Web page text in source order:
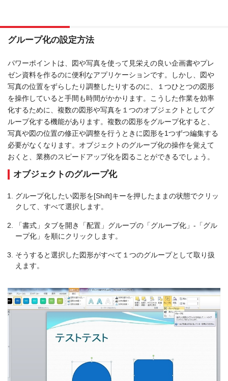
グループ化の設定方法
パワーポイントは、図や写真を使って見栄えの良い企画書やプレ
ゼン資料を作るのに便利なアプリケーションです。しかし、図や
写真の位置をずらしたり調整したりするのに、１つひとつの図形
を操作していると手間も時間がかかります。こうした作業を効率
化するために、複数の図形や写真を１つのオブジェクトとしてグ
ループ化する機能があります。複数の図形をグループ化すると、
写真や図の位置の修正や調整を行うときに図形を1つずつ編集する
必要がなくなります。オブジェクトのグループ化の操作を覚えて
おくと、業務のスピードアップ化を図ることができるでしょう。
オブジェクトのグループ化
グループ化したい図形を[Shift]キーを押したままの状態でクリッ
クして、すべて選択します。
「書式」タブを開き「配置」グループの「グループ化」-「グル
ープ化」を順にクリックします。
そうすると選択した図形がすべて１つのグループとして取り扱
えます。